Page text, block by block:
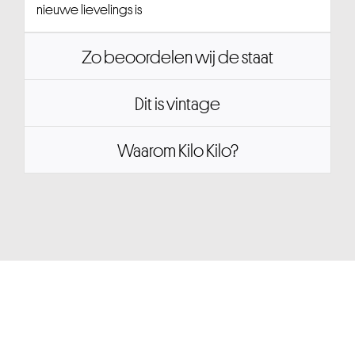
nieuwe lievelings is
Zo beoordelen wij de staat
Dit is vintage
Waarom Kilo Kilo?